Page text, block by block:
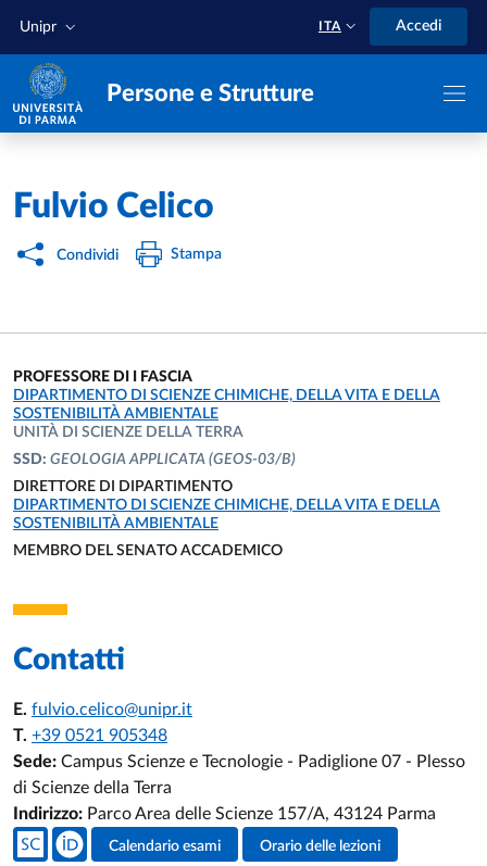
Unipr ITA Accedi
Persone e Strutture
Home /
Fulvio Celico
Condividi Stampa
PROFESSORE DI I FASCIA
UNITÀ ORGANIZZATIVA AFFERENTE:
DIPARTIMENTO DI SCIENZE CHIMICHE, DELLA VITA E DELLA
SOSTENIBILITÀ AMBIENTALE
UNITÀ DI SCIENZE DELLA TERRA
SSD: GEOLOGIA APPLICATA (GEOS-03/B)
DIRETTORE DI DIPARTIMENTO
UNITÀ ORGANIZZATIVA AFFERENTE:
DIPARTIMENTO DI SCIENZE CHIMICHE, DELLA VITA E DELLA
SOSTENIBILITÀ AMBIENTALE
MEMBRO DEL SENATO ACCADEMICO
Contatti
E. fulvio.celico@unipr.it
T. +39 0521 905348
Sede: Campus Scienze e Tecnologie - Padiglione 07 - Plesso
di Scienze della Terra
Indirizzo: Parco Area delle Scienze 157/A, 43124 Parma
Social del docente
Calendario esami Orario delle lezioni